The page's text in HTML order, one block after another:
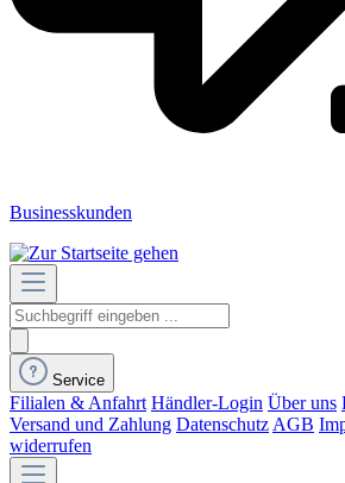
Businesskunden
Service
Filialen & Anfahrt Händler-Login Über uns
Versand und Zahlung Datenschutz AGB
widerrufen